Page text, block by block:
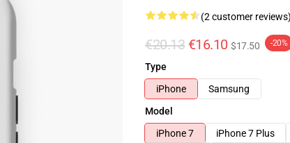
(2 customer reviews)
€20.13 €16.10 $17.50 -20%
Type
iPhone
Samsung
Model
iPhone 7
iPhone 7 Plus